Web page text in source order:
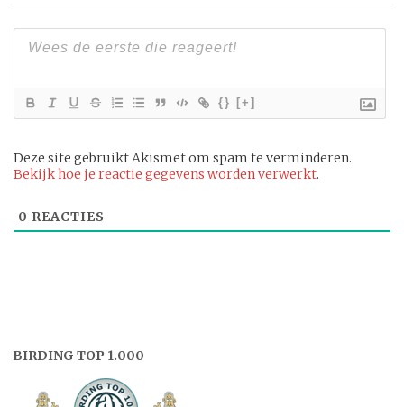
{} [+]
Deze site gebruikt Akismet om spam te verminderen.
Bekijk hoe je reactie gegevens worden verwerkt.
0 REACTIES
BIRDING TOP 1.000